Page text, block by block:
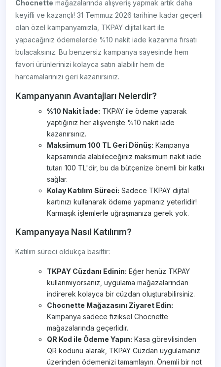
Chocnette mağazalarında alışveriş yapmak artık daha
keyifli ve kazançlı! 31 Temmuz 2026 tarihine kadar geçerli
olan özel kampanyamızla, TKPAY dijital kart ile
yapacağınız ödemelerde %10 nakit iade kazanma fırsatı
bulacaksınız. Bu benzersiz kampanya sayesinde hem
favori ürünlerinizi kolayca satın alabilir hem de
harcamalarınızı geri kazanırsınız.
Kampanyanın Avantajları Nelerdir?
%10 Nakit İade: TKPAY ile ödeme yaparak
yaptığınız her alışverişte %10 nakit iade
kazanırsınız.
Maksimum 100 TL Geri Dönüş: Kampanya
kapsamında alabileceğiniz maksimum nakit iade
tutarı 100 TL'dir, bu da bütçenize önemli bir katkı
sağlar.
Kolay Katılım Süreci: Sadece TKPAY dijital
kartınızı kullanarak ödeme yapmanız yeterlidir!
Karmaşık işlemlerle uğraşmanıza gerek yok.
Kampanyaya Nasıl Katılırım?
Katılım süreci oldukça basittir:
TKPAY Cüzdanı Edinin: Eğer henüz TKPAY
kullanmıyorsanız, uygulama mağazalarından
indirerek kolayca bir cüzdan oluşturabilirsiniz.
Chocnette Mağazasını Ziyaret Edin:
Kampanya sadece fiziksel Chocnette
mağazalarında geçerlidir.
QR Kod ile Ödeme Yapın: Kasa görevlisinden
QR kodunu alarak, TKPAY Cüzdan uygulamanız
üzerinden ödemenizi tamamlayın. Önemli bir not